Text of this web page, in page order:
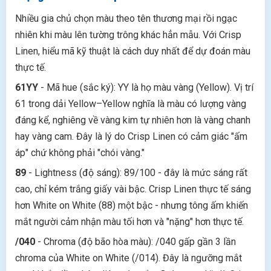
Nhiều gia chủ chọn màu theo tên thương mại rồi ngạc
nhiên khi màu lên tường trông khác hẳn mẫu. Với Crisp
Linen, hiểu mã kỹ thuật là cách duy nhất để dự đoán màu
thực tế.
61YY - Mã hue (sắc ký): YY là họ màu vàng (Yellow). Vị trí
61 trong dải Yellow–Yellow nghĩa là màu có lượng vàng
đáng kể, nghiêng về vàng kim tự nhiên hơn là vàng chanh
hay vàng cam. Đây là lý do Crisp Linen có cảm giác "ấm
áp" chứ không phải "chói vàng."
89 - Lightness (độ sáng): 89/100 - đây là mức sáng rất
cao, chỉ kém trắng giấy vài bậc. Crisp Linen thực tế sáng
hơn White on White (88) một bậc - nhưng tông ấm khiến
mắt người cảm nhận màu tối hơn và "nặng" hơn thực tế.
/040 - Chroma (độ bão hòa màu): /040 gấp gần 3 lần
chroma của White on White (/014). Đây là ngưỡng mắt